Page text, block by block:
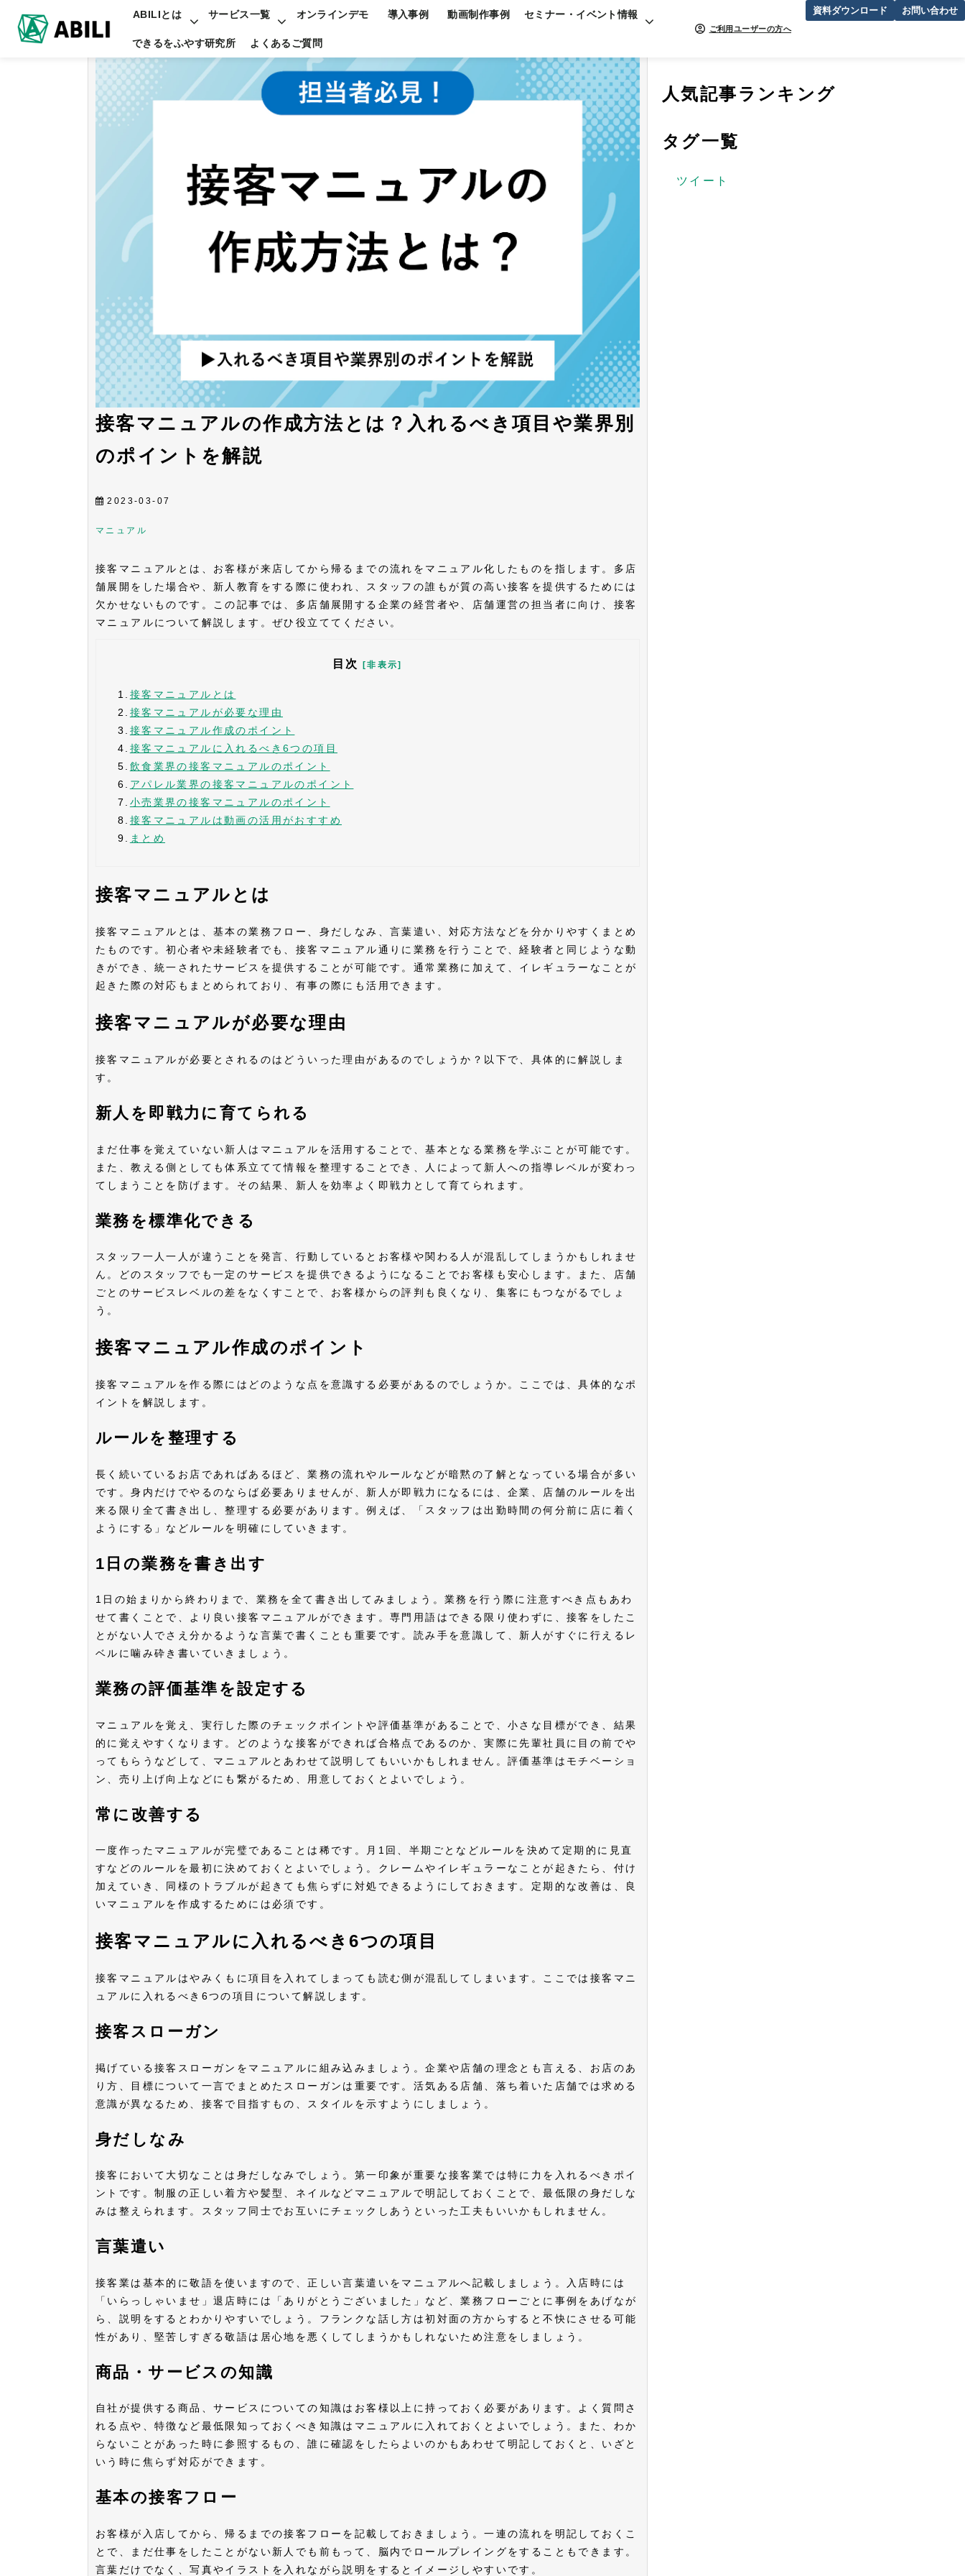
ABILIとは サービス一覧 オンラインデモ 導入事例 動画制作事例 セミナー・イベント情報
できるをふやす研究所 よくあるご質問
ご利用ユーザーの方へ
資料ダウンロード お問い合わせ
接客マニュアルの作成方法とは？入れるべき項目や業界別
のポイントを解説
2023-03-07
マニュアル
接客マニュアルとは、お客様が来店してから帰るまでの流れをマニュアル化したものを指します。多店
舗展開をした場合や、新人教育をする際に使われ、スタッフの誰もが質の高い接客を提供するためには
欠かせないものです。この記事では、多店舗展開する企業の経営者や、店舗運営の担当者に向け、接客
マニュアルについて解説します。ぜひ役立ててください。
目次 [非表示]
1. 接客マニュアルとは
2. 接客マニュアルが必要な理由
3. 接客マニュアル作成のポイント
4. 接客マニュアルに入れるべき6つの項目
5. 飲食業界の接客マニュアルのポイント
6. アパレル業界の接客マニュアルのポイント
7. 小売業界の接客マニュアルのポイント
8. 接客マニュアルは動画の活用がおすすめ
9.
まとめ
接客マニュアルとは
接客マニュアルとは、基本の業務フロー、身だしなみ、言葉遣い、対応方法などを分かりやすくまとめ
たものです。初心者や未経験者でも、接客マニュアル通りに業務を行うことで、経験者と同じような動
きができ、統一されたサービスを提供することが可能です。通常業務に加えて、イレギュラーなことが
起きた際の対応もまとめられており、有事の際にも活用できます。
接客マニュアルが必要な理由
接客マニュアルが必要とされるのはどういった理由があるのでしょうか？以下で、具体的に解説しま
す。
新人を即戦力に育てられる
まだ仕事を覚えていない新人はマニュアルを活用することで、基本となる業務を学ぶことが可能です。
また、教える側としても体系立てて情報を整理することでき、人によって新人への指導レベルが変わっ
てしまうことを防げます。その結果、新人を効率よく即戦力として育てられます。
業務を標準化できる
スタッフ一人一人が違うことを発言、行動しているとお客様や関わる人が混乱してしまうかもしれませ
ん。どのスタッフでも一定のサービスを提供できるようになることでお客様も安心します。また、店舗
ごとのサービスレベルの差をなくすことで、お客様からの評判も良くなり、集客にもつながるでしょ
う。
接客マニュアル作成のポイント
接客マニュアルを作る際にはどのような点を意識する必要があるのでしょうか。ここでは、具体的なポ
イントを解説します。
ルールを整理する
長く続いているお店であればあるほど、業務の流れやルールなどが暗黙の了解となっている場合が多い
です。身内だけでやるのならば必要ありませんが、新人が即戦力になるには、企業、店舗のルールを出
来る限り全て書き出し、整理する必要があります。例えば、「スタッフは出勤時間の何分前に店に着く
ようにする」などルールを明確にしていきます。
1日の業務を書き出す
1日の始まりから終わりまで、業務を全て書き出してみましょう。業務を行う際に注意すべき点もあわ
せて書くことで、より良い接客マニュアルができます。専門用語はできる限り使わずに、接客をしたこ
とがない人でさえ分かるような言葉で書くことも重要です。読み手を意識して、新人がすぐに行えるレ
ベルに噛み砕き書いていきましょう。
業務の評価基準を設定する
マニュアルを覚え、実行した際のチェックポイントや評価基準があることで、小さな目標ができ、結果
的に覚えやすくなります。どのような接客ができれば合格点であるのか、実際に先輩社員に目の前でや
ってもらうなどして、マニュアルとあわせて説明してもいいかもしれません。評価基準はモチベーショ
ン、売り上げ向上などにも繋がるため、用意しておくとよいでしょう。
常に改善する
一度作ったマニュアルが完璧であることは稀です。月1回、半期ごとなどルールを決めて定期的に見直
すなどのルールを最初に決めておくとよいでしょう。クレームやイレギュラーなことが起きたら、付け
加えていき、同様のトラブルが起きても焦らずに対処できるようにしておきます。定期的な改善は、良
いマニュアルを作成するためには必須です。
接客マニュアルに入れるべき6つの項目
接客マニュアルはやみくもに項目を入れてしまっても読む側が混乱してしまいます。ここでは接客マニ
ュアルに入れるべき6つの項目について解説します。
接客スローガン
掲げている接客スローガンをマニュアルに組み込みましょう。企業や店舗の理念とも言える、お店のあ
り方、目標について一言でまとめたスローガンは重要です。活気ある店舗、落ち着いた店舗では求める
意識が異なるため、接客で目指すもの、スタイルを示すようにしましょう。
身だしなみ
接客において大切なことは身だしなみでしょう。第一印象が重要な接客業では特に力を入れるべきポイ
ントです。制服の正しい着方や髪型、ネイルなどマニュアルで明記しておくことで、最低限の身だしな
みは整えられます。スタッフ同士でお互いにチェックしあうといった工夫もいいかもしれません。
言葉遣い
接客業は基本的に敬語を使いますので、正しい言葉遣いをマニュアルへ記載しましょう。入店時には
「いらっしゃいませ」退店時には「ありがとうございました」など、業務フローごとに事例をあげなが
ら、説明をするとわかりやすいでしょう。フランクな話し方は初対面の方からすると不快にさせる可能
性があり、堅苦しすぎる敬語は居心地を悪くしてしまうかもしれないため注意をしましょう。
商品・サービスの知識
自社が提供する商品、サービスについての知識はお客様以上に持っておく必要があります。よく質問さ
れる点や、特徴など最低限知っておくべき知識はマニュアルに入れておくとよいでしょう。また、わか
らないことがあった時に参照するもの、誰に確認をしたらよいのかもあわせて明記しておくと、いざと
いう時に焦らず対応ができます。
基本の接客フロー
お客様が入店してから、帰るまでの接客フローを記載しておきましょう。一連の流れを明記しておくこ
とで、まだ仕事をしたことがない新人でも前もって、脳内でロールプレイングをすることもできます。
言葉だけでなく、写真やイラストを入れながら説明をするとイメージしやすいです。
人気記事ランキング
タグ一覧
ツイート